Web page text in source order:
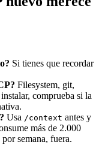
Si tienes que recordar
Filesystem, git,
comprueba si la
Usa /context antes y
más de 2.000
semana, fuera.